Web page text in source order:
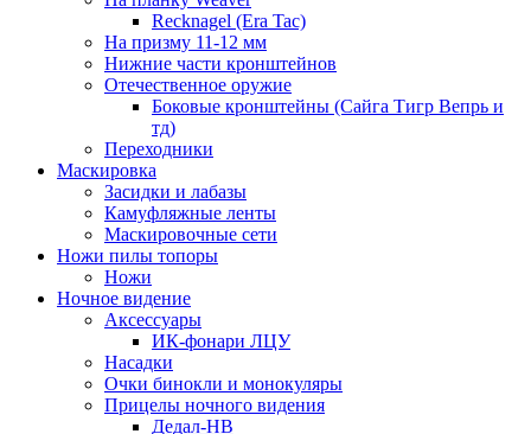
Recknagel (Era Tac)
На призму 11-12 мм
Нижние части кронштейнов
Отечественное оружие
Боковые кронштейны (Сайга Тигр Вепрь и
тд)
Переходники
Маскировка
Засидки и лабазы
Камуфляжные ленты
Маскировочные сети
Ножи пилы топоры
Ножи
Ночное видение
Аксессуары
ИК-фонари ЛЦУ
Насадки
Очки бинокли и монокуляры
Прицелы ночного видения
Дедал-НВ